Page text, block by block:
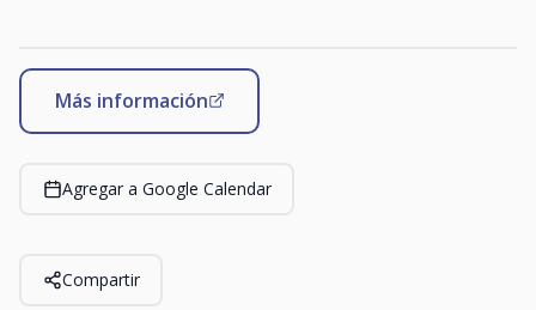
Más información
Agregar a Google Calendar
Compartir